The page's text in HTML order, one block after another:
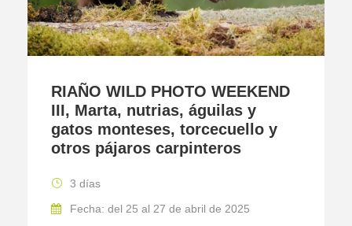
RIAÑO WILD PHOTO WEEKEND
III, Marta, nutrias, águilas y
gatos monteses, torcecuello y
otros pájaros carpinteros
3 días
Fecha: del 25 al 27 de abril de 2025